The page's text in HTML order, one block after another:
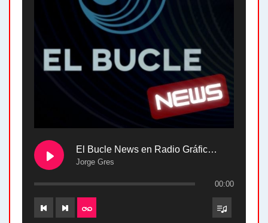
El Bucle News en Radio Gráfica. Bloque 2 . 28.04.24
Jorge Gres
00:00